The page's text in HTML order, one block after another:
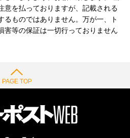
意を払っておりますが、記載される
るものではありません。万が一、ト
害等の保証は一切行っておりません
PAGE TOP